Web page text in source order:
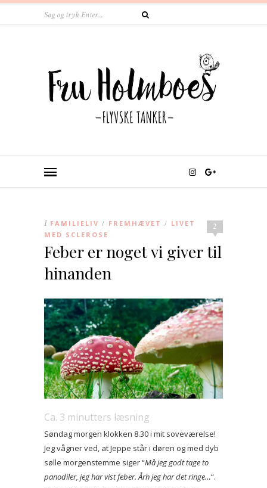
2
I FAMILIELIV / FREMHÆVET / LIVET
MED SCLEROSE
Feber er noget vi giver til
hinanden
Ca. 3 minutters læsning
Søndag morgen klokken 8.30 i mit soveværelse!
Jeg vågner ved, at Jeppe står i døren og med dyb
sølle morgenstemme siger “Må jeg godt tage to
panodiler, jeg har vist feber. Årh jeg har det ringe…“.